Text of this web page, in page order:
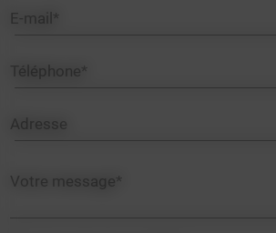
E-mail*
Téléphone*
Adresse
Votre message*